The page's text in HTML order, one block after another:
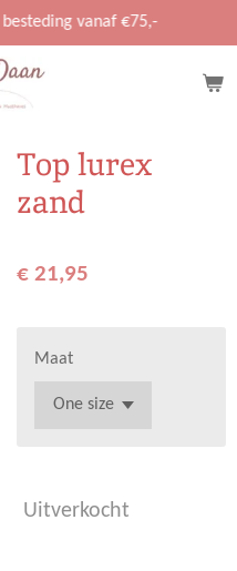
vanaf €75,-
Top lurex
zand
€ 21,95
Maat
Uitverkocht